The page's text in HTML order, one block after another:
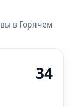
в Горячем
34